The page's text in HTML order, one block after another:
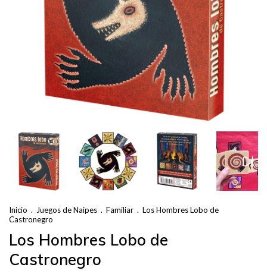
Inicio . Juegos de Naipes . Familiar . Los Hombres Lobo de
Castronegro
Los Hombres Lobo de
Castronegro